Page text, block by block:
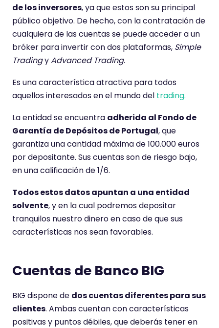
de los inversores, ya que estos son su principal
público objetivo. De hecho, con la contratación de
cualquiera de las cuentas se puede acceder a un
bróker para invertir con dos plataformas, Simple
TradingyAdvanced Trading.
Es una característica atractiva para todos
aquellos interesados en el mundo del trading.
La entidad se encuentra adherida al Fondo de
Garantía de Depósitos de Portugal, que
garantiza una cantidad máxima de 100.000 euros
por depositante. Sus cuentas son de riesgo bajo,
en una calificación de 1/6.
Todos estos datos apuntan a una entidad
solvente, y en la cual podremos depositar
tranquilos nuestro dinero en caso de que sus
características nos sean favorables.
Cuentas de Banco BIG
BIG dispone de dos cuentas diferentes para sus
clientes. Ambas cuentan con características
positivas y puntos débiles, que deberás tener en